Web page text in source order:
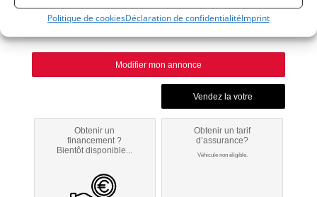
Politique de cookiesDéclaration de confidentialitéImprint
MONACO
Modifier mon annonce
Obtenir un
financement ?
Bientôt disponible...
Obtenir un tarif
d’assurance?
Véhicule non éligible.